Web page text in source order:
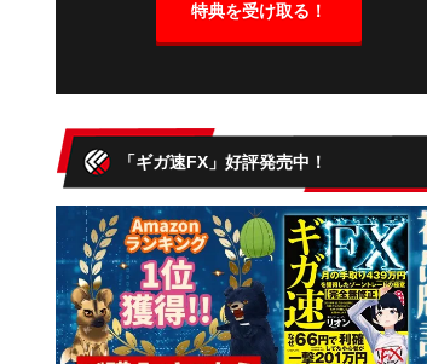
特典を受け取る！
「ギガ速FX」好評発売中！